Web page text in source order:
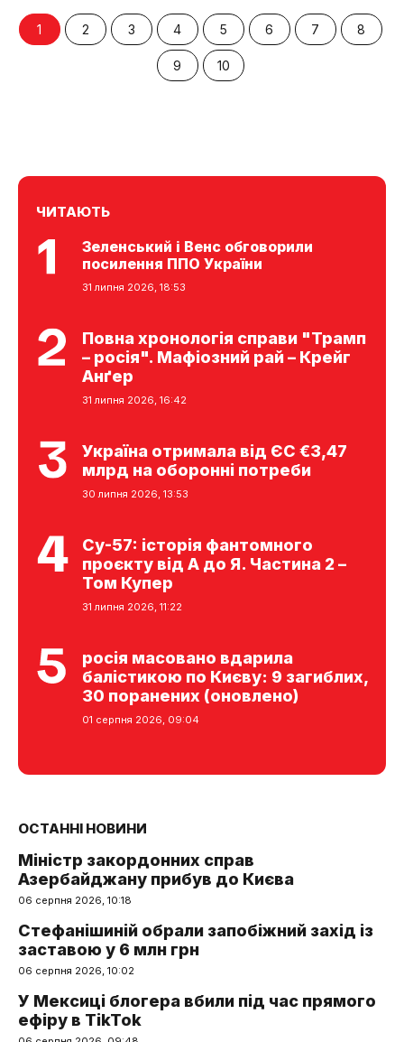
1 2 3 4 5 6 7 8
9 10
ЧИТАЮТЬ
Зеленський і Венс обговорили
посилення ППО України
31 липня 2026, 18:53
Повна хронологія справи "Трамп
– росія". Мафіозний рай – Крейг
Анґер
31 липня 2026, 16:42
Україна отримала від ЄС €3,47
млрд на оборонні потреби
30 липня 2026, 13:53
Су-57: історія фантомного
проєкту від А до Я. Частина 2 –
Том Купер
31 липня 2026, 11:22
росія масовано вдарила
балістикою по Києву: 9 загиблих,
30 поранених (оновлено)
01 серпня 2026, 09:04
ОСТАННІ НОВИНИ
Міністр закордонних справ
Азербайджану прибув до Києва
06 серпня 2026, 10:18
Стефанішиній обрали запобіжний захід із
заставою у 6 млн грн
06 серпня 2026, 10:02
У Мексиці блогера вбили під час прямого
ефіру в TikTok